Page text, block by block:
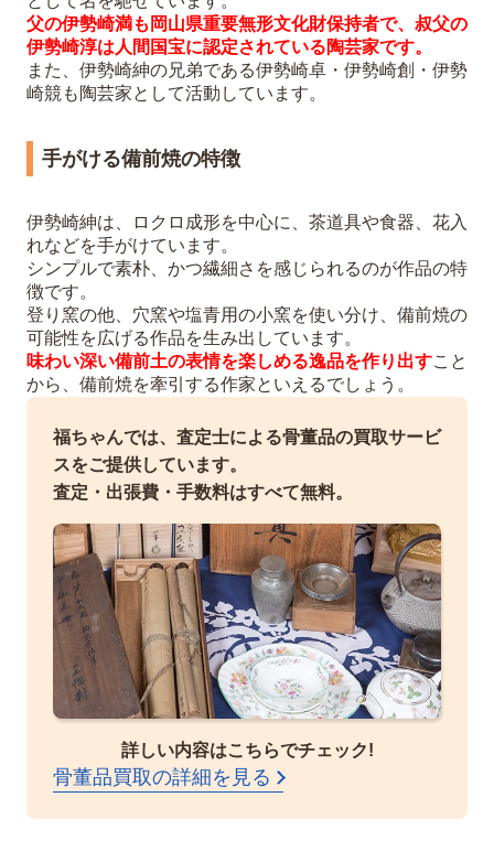
父の伊勢崎満も岡山県重要無形文化財保持者で、叔父の
伊勢崎淳は人間国宝に認定されている陶芸家です。
また、伊勢崎紳の兄弟である伊勢崎卓・伊勢崎創・伊勢
崎競も陶芸家として活動しています。
手がける備前焼の特徴
伊勢崎紳は、ロクロ成形を中心に、茶道具や食器、花入
れなどを手がけています。
シンプルで素朴、かつ繊細さを感じられるのが作品の特
徴です。
登り窯の他、穴窯や塩青用の小窯を使い分け、備前焼の
可能性を広げる作品を生み出しています。
味わい深い備前土の表情を楽しめる逸品を作り出すこと
から、備前焼を牽引する作家といえるでしょう。
福ちゃんでは、査定士による骨董品の買取サービ
スをご提供しています。
査定・出張費・手数料はすべて無料。
詳しい内容はこちらでチェック!
骨董品買取の詳細を見る